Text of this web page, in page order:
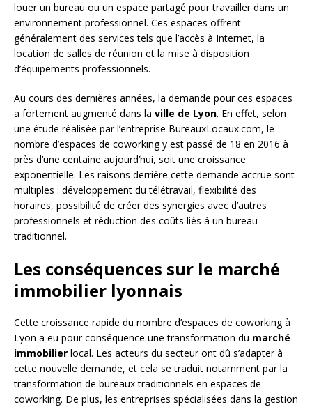
louer un bureau ou un espace partagé pour travailler dans un
environnement professionnel. Ces espaces offrent
généralement des services tels que l’accès à Internet, la
location de salles de réunion et la mise à disposition
d’équipements professionnels.
Au cours des dernières années, la demande pour ces espaces
a fortement augmenté dans la ville de Lyon. En effet, selon
une étude réalisée par l’entreprise BureauxLocaux.com, le
nombre d’espaces de coworking y est passé de 18 en 2016 à
près d’une centaine aujourd’hui, soit une croissance
exponentielle. Les raisons derrière cette demande accrue sont
multiples : développement du télétravail, flexibilité des
horaires, possibilité de créer des synergies avec d’autres
professionnels et réduction des coûts liés à un bureau
traditionnel.
Les conséquences sur le marché
immobilier lyonnais
Cette croissance rapide du nombre d’espaces de coworking à
Lyon a eu pour conséquence une transformation du marché
immobilier local. Les acteurs du secteur ont dû s’adapter à
cette nouvelle demande, et cela se traduit notamment par la
transformation de bureaux traditionnels en espaces de
coworking. De plus, les entreprises spécialisées dans la gestion